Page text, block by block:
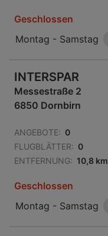
Geschlossen
Montag - Samstag
INTERSPAR
Messestraße 2
6850 Dornbirn
ANGEBOTE: 0
FLUGBLÄTTER: 0
ENTFERNUNG: 10,8 km
Geschlossen
Montag - Samstag